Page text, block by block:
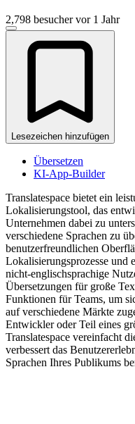
2,798 besucher vor 1 Jahr
Lesezeichen hinzufügen
Übersetzen
KI-App-Builder
Translatespace bietet ein
Lokalisierungstool, das
Unternehmen dabei zu
verschiedene Sprachen zu
benutzerfreundlichen
Lokalisierungsprozesse
nicht-englischsprachige
Übersetzungen für große
Funktionen für Teams, um
auf verschiedene Märkte
Entwickler oder Teil eines
Translatespace vereinfacht
verbessert das
Sprachen Ihres Publikums